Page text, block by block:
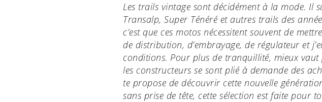
Les trails vintage sont décidément à la mode. Il
Transalp, Super Ténéré et autres trails des
c’est que ces motos nécessitent souvent de
de distribution, d’embrayage, de régulateur et
conditions. Pour plus de tranquillité, mieux
les constructeurs se sont plié à demande des
te propose de découvrir cette nouvelle
sans prise de tête, cette sélection est faite pour